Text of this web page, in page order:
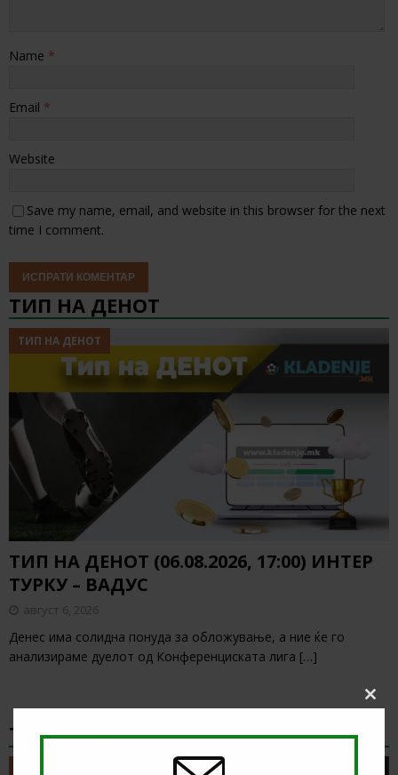
Name *
Email *
Website
Save my name, email, and website in this browser for the next
time I comment.
ТИП НА ДЕНОТ
ТИП НА ДЕНОТ
ТИП НА ДЕНОТ (06.08.2026, 17:00) ИНТЕР
ТУРКУ – ВАДУС
август 6, 2026
Денес има солидна понуда за обложување, а ние ќе го
анализираме дуелот од Конференциската лига […]
ТИКЕТ НА ДЕНОТ
Close